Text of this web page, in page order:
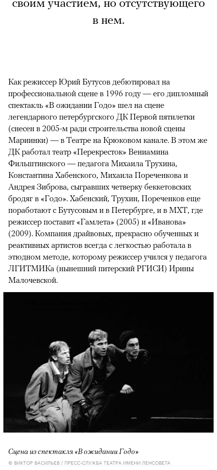
своим участием, но отсутствующего
в нем.
Как режиссер Юрий Бутусов дебютировал на
профессиональной сцене в 1996 году — его дипломный
спектакль «В ожидании Годо» шел на сцене
легендарного петербургского ДК Первой пятилетки
(снесен в 2005-м ради строительства новой сцены
Мариинки) — в Театре на Крюковом канале. В этом же
ДК работал театр «Перекресток» Вениамина
Фильштинского — педагога Михаила Трухина,
Константина Хабенского, Михаила Пореченкова и
Андрея Зиброва, сыгравших четверку беккетовских
бродяг в «Годо». Хабенский, Трухин, Пореченков еще
поработают с Бутусовым и в Петербурге, и в МХТ, где
режиссер поставит «Гамлета» (2005) и «Иванова»
(2009). Компания драйвовых, прекрасно обученных и
реактивных артистов всегда с легкостью работала в
этюдном методе, которому режиссер учился у педагога
ЛГИТМИКа (нынешний питерский РГИСИ) Ирины
Малочевской.
Сцена из спектакля «В ожидании Годо»
© ВИКТОР ВАСИЛЬЕВ / ПРЕСС-СЛУЖБА ТЕАТРА ИМЕНИ ЛЕНСОВЕТА